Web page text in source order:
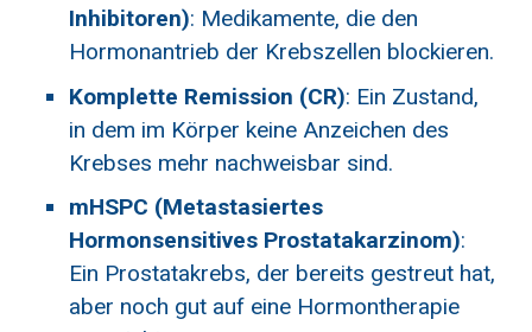
Inhibitoren): Medikamente, die den
Hormonantrieb der Krebszellen blockieren.
Komplette Remission (CR): Ein Zustand,
in dem im Körper keine Anzeichen des
Krebses mehr nachweisbar sind.
mHSPC (Metastasiertes
Hormonsensitives Prostatakarzinom):
Ein Prostatakrebs, der bereits gestreut hat,
aber noch gut auf eine Hormontherapie